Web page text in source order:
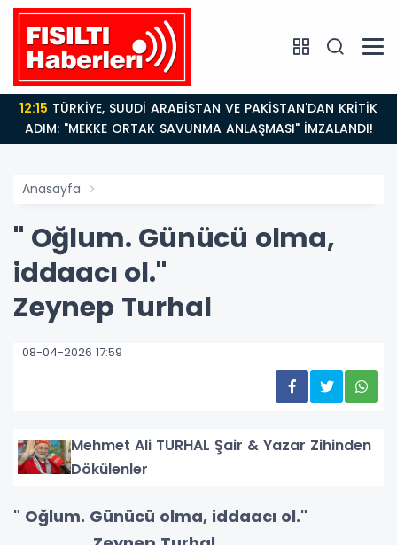
12:15
ADIM: "MEKKE ORTAK SAVUNMA ANLAŞMASI" İMZALANDI!
Anasayfa
" Oğlum. Günücü olma,
iddaacı ol."
Zeynep Turhal
08-04-2026 17:59
Mehmet Ali TURHAL Şair & Yazar Zihinden
Dökülenler
" Oğlum. Günücü olma, iddaacı ol."